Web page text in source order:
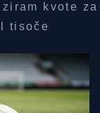
kvote za
tisoče